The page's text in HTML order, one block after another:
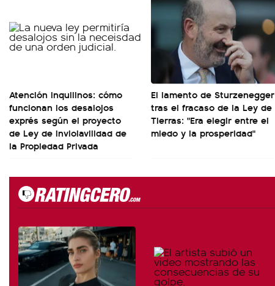
Atención inquilinos: cómo
funcionan los desalojos
exprés según el proyecto
de Ley de Inviolavilidad de
la Propiedad Privada
El lamento de Sturzenegger
tras el fracaso de la Ley de
Tierras: "Era elegir entre el
miedo y la prosperidad"